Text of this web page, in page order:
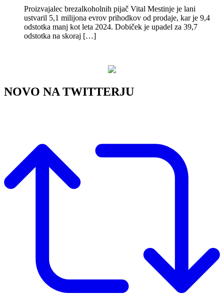
Proizvajalec brezalkoholnih pijač Vital Mestinje je lani
ustvaril 5,1 milijona evrov prihodkov od prodaje, kar je 9,4
odstotka manj kot leta 2024. Dobiček je upadel za 39,7
odstotka na skoraj […]
NOVO NA TWITTERJU